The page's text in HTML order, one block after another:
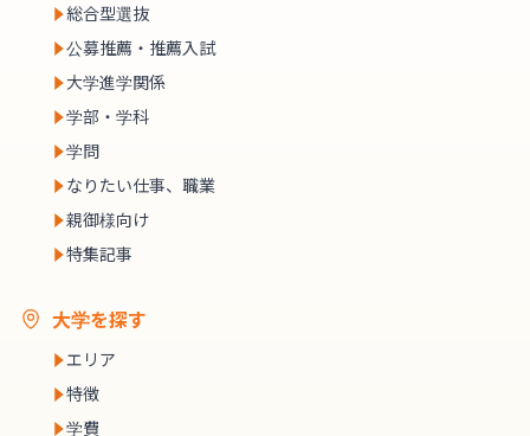
総合型選抜
公募推薦・推薦入試
大学進学関係
学部・学科
学問
なりたい仕事、職業
親御様向け
特集記事
大学を探す
エリア
特徴
学費